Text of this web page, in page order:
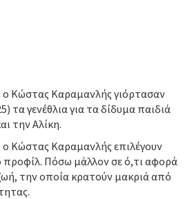
ο Κώστας Καραμανλής γιόρτασαν
τα γενέθλια για τα δίδυμα παιδιά
την Αλίκη.
Κώστας Καραμανλής επιλέγουν
Πόσω μάλλον σε ό,τι αφορά
την οποία κρατούν μακριά από